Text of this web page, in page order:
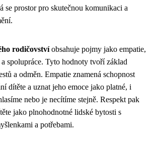
se prostor pro skutečnou komunikaci a
rodičovstvíobsahuje pojmy jako empatie,
spolupráce. Tyto hodnoty tvoří základ
a odměn. Empatie znamená schopnost
dítěte a uznat jeho emoce jako platné, i
nebo je necítíme stejně. Respekt pak
jako plnohodnotné lidské bytosti s
a potřebami.